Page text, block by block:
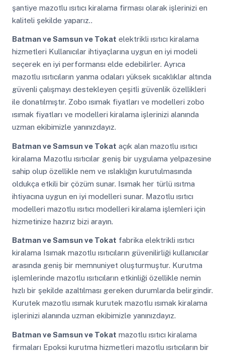
şantiye mazotlu ısıtıcı kiralama firması olarak işlerinizi en
kaliteli şekilde yaparız..
Batman ve Samsun ve Tokat elektrikli ısıtıcı kiralama
hizmetleri Kullanıcılar ihtiyaçlarına uygun en iyi modeli
seçerek en iyi performansı elde edebilirler. Ayrıca
mazotlu ısıtıcıların yanma odaları yüksek sıcaklıklar altında
güvenli çalışmayı destekleyen çeşitli güvenlik özellikleri
ile donatılmıştır. Zobo ısımak fiyatları ve modelleri zobo
ısımak fiyatları ve modelleri kiralama işlerinizi alanında
uzman ekibimizle yanınızdayız.
Batman ve Samsun ve Tokat açık alan mazotlu ısıtıcı
kiralama Mazotlu ısıtıcılar geniş bir uygulama yelpazesine
sahip olup özellikle nem ve ıslaklığın kurutulmasında
oldukça etkili bir çözüm sunar. Isımak her türlü ısıtma
ihtiyacına uygun en iyi modelleri sunar. Mazotlu ısıtıcı
modelleri mazotlu ısıtıcı modelleri kiralama işlemleri için
hizmetinize hazırız bizi arayın.
Batman ve Samsun ve Tokat fabrika elektrikli ısıtıcı
kiralama Isımak mazotlu ısıtıcıların güvenilirliği kullanıcılar
arasında geniş bir memnuniyet oluşturmuştur. Kurutma
işlemlerinde mazotlu ısıtıcıların etkinliği özellikle nemin
hızlı bir şekilde azaltılması gereken durumlarda belirgindir.
Kurutek mazotlu ısımak kurutek mazotlu ısımak kiralama
işlerinizi alanında uzman ekibimizle yanınızdayız.
Batman ve Samsun ve Tokat mazotlu ısıtıcı kiralama
firmaları Epoksi kurutma hizmetleri mazotlu ısıtıcıların bir